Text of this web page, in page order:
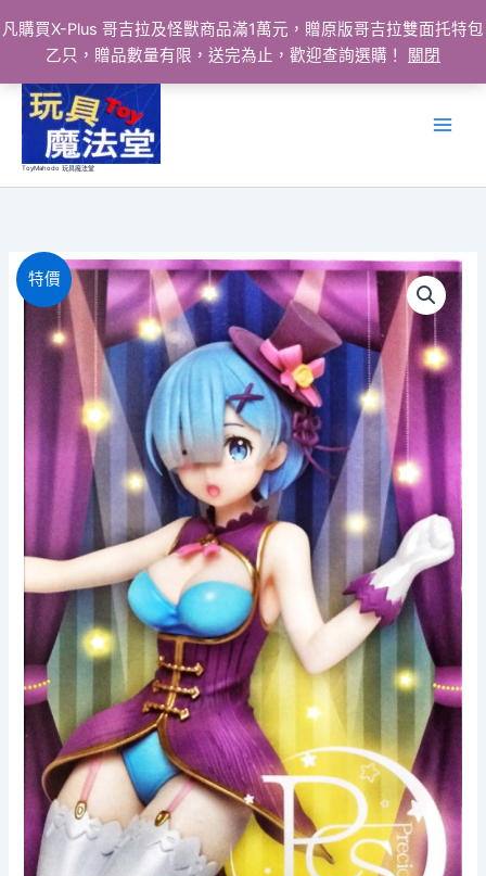
凡購買X-Plus 哥吉拉及怪獸商品滿1萬元，贈原版哥吉拉雙面托特包
乙只，贈品數量有限，送完為止，歡迎查詢選購！
關閉
ToyMahodo 玩具魔法堂
特價